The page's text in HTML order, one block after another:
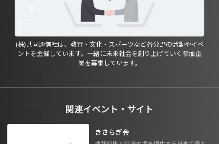
(株)共同通信社は、教育・文化・スポーツなど各分野の活動やイベ
ントを主催しています。一緒に未来社会を創り上げていく参加企
業を募集しています。
関連イベント・サイト
きさらぎ会